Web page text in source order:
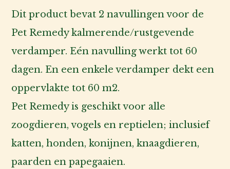
ons
Account
2x40ml
aantal
Dit product bevat 2 navullingen voor de
Pet Remedy kalmerende/rustgevende
verdamper. Eén navulling werkt tot 60
dagen. En een enkele verdamper dekt een
oppervlakte tot 60 m2.
Pet Remedy is geschikt voor alle
zoogdieren, vogels en reptielen; inclusief
katten, honden, konijnen, knaagdieren,
paarden en papegaaien.